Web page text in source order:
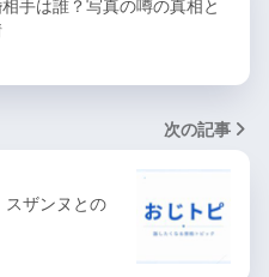
手は誰？写真の噂の真相と
次の記事
スザンヌとの